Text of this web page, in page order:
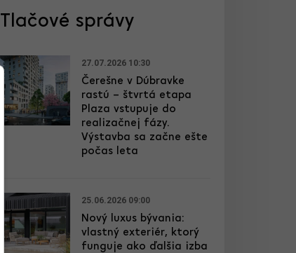
Tlačové správy
27.07.2026 10:30
Čerešne v Dúbravke
rastú – štvrtá etapa
Plaza vstupuje do
realizačnej fázy.
Výstavba sa začne ešte
počas leta
25.06.2026 09:00
Nový luxus bývania:
vlastný exteriér, ktorý
funguje ako ďalšia izba